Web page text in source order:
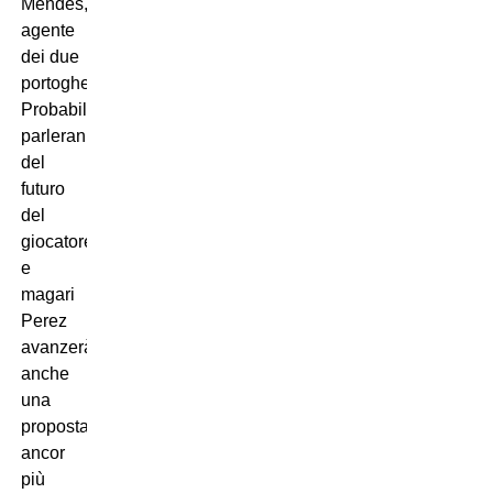
Mendes,
agente
dei due
portoghese.
Probabilmente
parleranno
del
futuro
del
giocatore,
e
magari
Perez
avanzerà
anche
una
proposta
ancor
più